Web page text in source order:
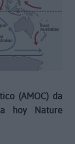
(AMOC) da
hoy Nature